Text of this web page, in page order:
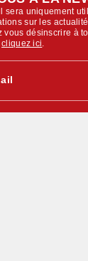
sera uniquement
sur les
vous désinscrire à
cliquez ici.